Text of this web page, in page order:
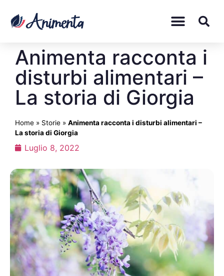
Animenta racconta i
disturbi alimentari –
La storia di Giorgia
Home » Storie » Animenta racconta i disturbi alimentari –
La storia di Giorgia
Luglio 8, 2022